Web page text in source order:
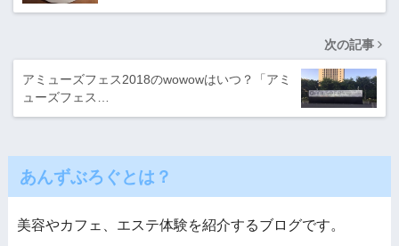
次の記事
アミューズフェス2018のwowowはいつ？「アミ
ューズフェス…
あんずぶろぐとは？
美容やカフェ、エステ体験を紹介するブログです。